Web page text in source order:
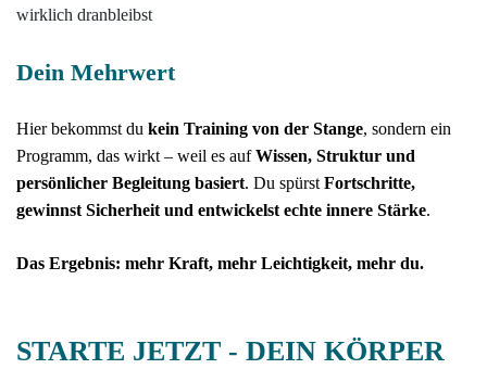
wirklich dranbleibst
Dein Mehrwert
Hier bekommst du kein Training von der Stange, sondern ein
Programm, das wirkt – weil es aufWissen, Struktur und
persönlicher Begleitung basiert. Du spürst Fortschritte,
gewinnst Sicherheit und entwickelst echte innere Stärke.
Das Ergebnis: mehr Kraft, mehr Leichtigkeit, mehr du.
STARTE JETZT - DEIN KÖRPER